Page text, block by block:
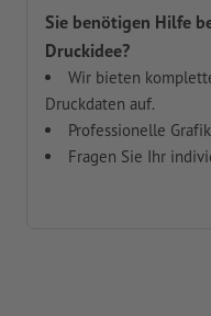
Sie benötigen Hilfe
Druckidee?
Wir bieten
Druckdaten auf.
Professionelle
Fragen Sie Ihr